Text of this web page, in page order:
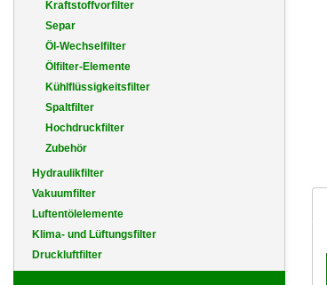
Kraftstoffvorfilter
Separ
Öl-Wechselfilter
Ölfilter-Elemente
Kühlflüssigkeitsfilter
Spaltfilter
Hochdruckfilter
Zubehör
Hydraulikfilter
Vakuumfilter
Luftentölelemente
Klima- und Lüftungsfilter
Druckluftfilter